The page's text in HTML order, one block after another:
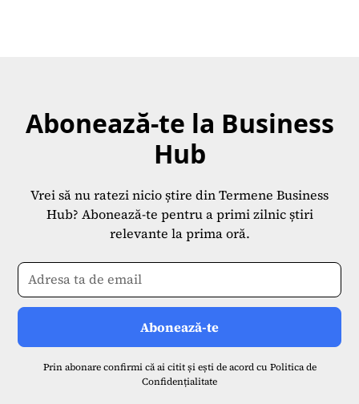
Abonează-te la Business
Hub
Vrei să nu ratezi nicio știre din Termene Business
Hub? Abonează-te pentru a primi zilnic știri
relevante la prima oră.
Prin abonare confirmi că ai citit și ești de acord cu Politica de
Confidențialitate